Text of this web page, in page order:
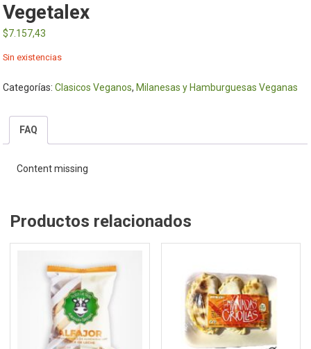
Vegetalex
$7.157,43
Sin existencias
Categorías:Clasicos Veganos, Milanesas y Hamburguesas Veganas
FAQ
Content missing
Productos relacionados